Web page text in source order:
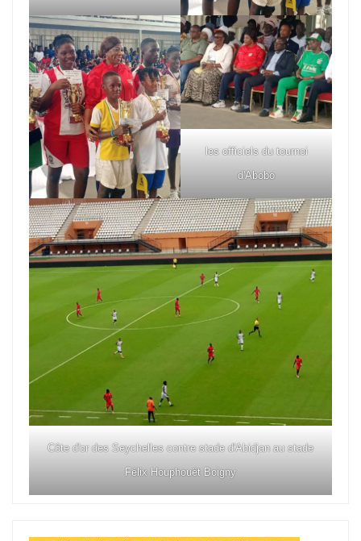
les officiels du tournoi
d'Abobo
Côte d'or des Seychelles contre stade d'Abidjan au stade
Félix Houphouët Boigny